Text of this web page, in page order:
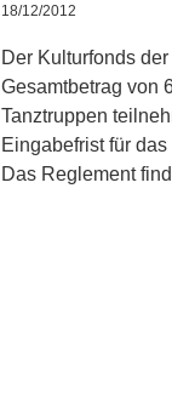
18/12/2012
Der Kulturfonds
Gesamtbetrag von
Tanztruppen
Eingabefrist für
Das Reglement